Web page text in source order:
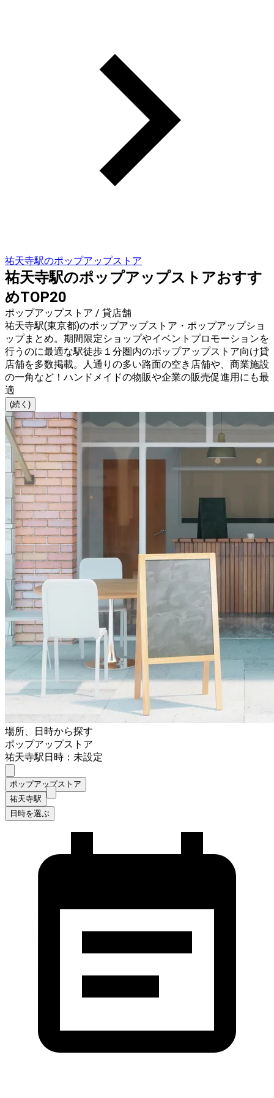
祐天寺駅のポップアップストア
祐天寺駅のポップアップストアおすす
めTOP20
ポップアップストア / 貸店舗
祐天寺駅(東京都)のポップアップストア・ポップアップショ
ップまとめ。期間限定ショップやイベントプロモーションを
行うのに最適な駅徒歩１分圏内のポップアップストア向け貸
店舗を多数掲載。人通りの多い路面の空き店舗や、商業施設
の一角など！ハンドメイドの物販や企業の販売促進用にも最
適
(続く)
場所、日時から探す
ポップアップストア
祐天寺駅日時：未設定
ポップアップストア
祐天寺駅
日時を選ぶ